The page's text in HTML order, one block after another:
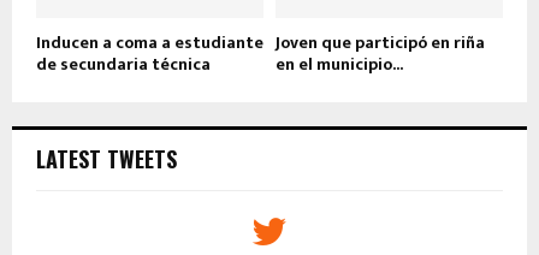
Inducen a coma a estudiante
de secundaria técnica
Joven que participó en riña
en el municipio...
LATEST TWEETS